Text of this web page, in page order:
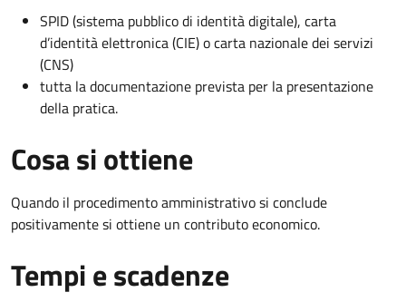
SPID (sistema pubblico di identità digitale), carta
d’identità elettronica (CIE) o carta nazionale dei servizi
(CNS)
tutta la documentazione prevista per la presentazione
della pratica.
Cosa si ottiene
Quando il procedimento amministrativo si conclude
positivamente si ottiene un contributo economico.
Tempi e scadenze